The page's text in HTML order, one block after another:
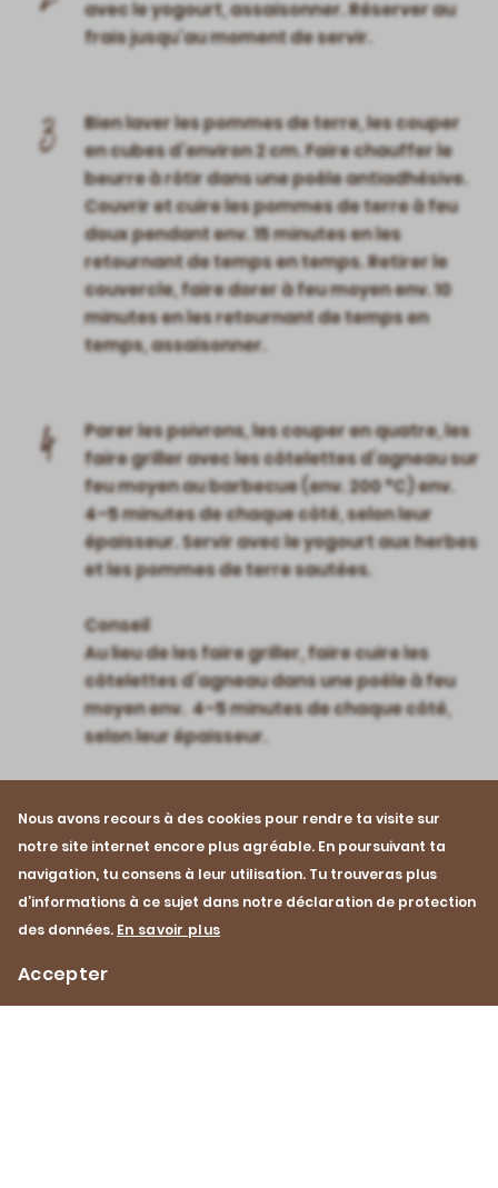
Nous avons recours à des cookies pour rendre ta visite sur
notre site internet encore plus agréable. En poursuivant ta
navigation, tu consens à leur utilisation. Tu trouveras plus
d’informations à ce sujet dans notre déclaration de protection
des données. En savoir plus
Accepter
avec le yogourt, assaisonner. Réserver au
frais jusqu’au moment de servir.
3
Bien laver les pommes de terre, les couper
en cubes d’environ 2 cm. Faire chauffer le
beurre à rôtir dans une poêle antiadhésive.
Couvrir et cuire les pommes de terre à feu
doux pendant env. 15 minutes en les
retournant de temps en temps. Retirer le
couvercle, faire dorer à feu moyen env. 10
minutes en les retournant de temps en
temps, assaisonner.
4
Parer les poivrons, les couper en quatre, les
faire griller avec les côtelettes d’agneau sur
feu moyen au barbecue (env. 200 °C) env.
4–5 minutes de chaque côté, selon leur
épaisseur. Servir avec le yogourt aux herbes
et les pommes de terre sautées.
Conseil
Au lieu de les faire griller, faire cuire les
côtelettes d’agneau dans une poêle à feu
moyen env. 4–5 minutes de chaque côté,
selon leur épaisseur.
Côtelette Griller
Été